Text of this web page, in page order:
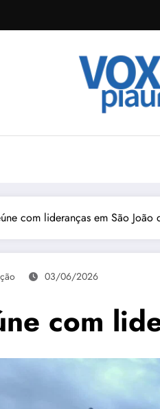
com lideranças em São João
03/06/2026
com